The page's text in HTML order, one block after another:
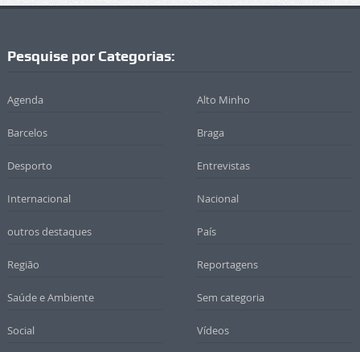
Pesquise por Categorias:
Agenda Alto Minho
Barcelos Braga
Desporto Entrevistas
Internacional Nacional
outros destaques País
Região Reportagens
Saúde e Ambiente Sem categoria
Social Vídeos